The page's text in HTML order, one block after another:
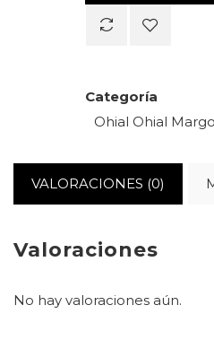
Categoría
Ohial Ohial
VALORACIONES (0)
Valoraciones
No hay valoraciones aún.